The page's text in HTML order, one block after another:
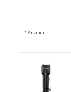
* Anzeige